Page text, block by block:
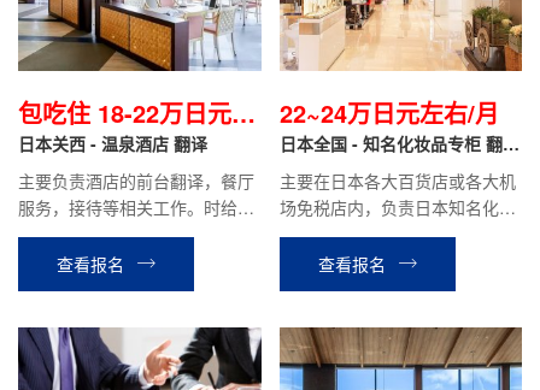
包吃住 18-22万日元/
月
日本关西 - 温泉酒店 翻译
主要负责酒店的前台翻译，餐厅
服务，接待等相关工作。时给制
1050~1200日元/小时，月收
入：包住18~22万日元。
查看报名
22~24万日元左右/月
日本全国 - 知名化妆品专柜 翻译
导购
主要在日本各大百货店或各大机
场免税店内，负责日本知名化妆
品品牌的销售翻译工作。
查看报名